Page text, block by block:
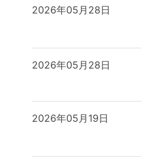
2026年05月28日
2026年05月28日
2026年05月19日